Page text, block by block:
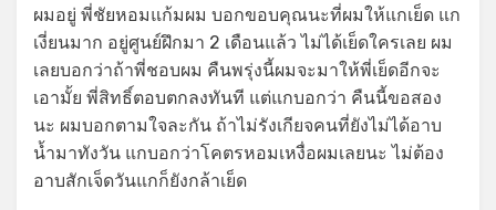
ผมอยู่ พี่ชัยหอมแก้มผม บอกขอบคุณนะที่ผมให้แกเย็ด แก
เงี่ยนมาก อยู่ศูนย์ฝึกมา 2 เดือนแล้ว ไม่ได้เย็ดใครเลย ผม
เลยบอกว่าถ้าพี่ชอบผม คืนพรุ่งนี้ผมจะมาให้พี่เย็ดอีกจะ
เอามั้ย พี่สิทธิ์ตอบตกลงทันที แต่แกบอกว่า คืนนี้ขอสอง
นะ ผมบอกตามใจละกัน ถ้าไม่รังเกียจคนที่ยังไม่ได้อาบ
น้ำมาทังวัน แกบอกว่าโคตรหอมเหงื่อผมเลยนะ ไม่ต้อง
อาบสักเจ็ดวันแกก็ยังกล้าเย็ด